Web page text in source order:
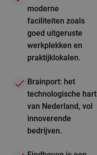
moderne
faciliteiten zoals
goed uitgeruste
werkplekken en
praktijklokalen.
Brainport: het
technologische hart
van Nederland, vol
innoverende
bedrijven.